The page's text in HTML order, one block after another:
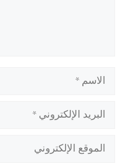
الاسم
البريد
الإلكتروني
الموقع
الإلكتروني